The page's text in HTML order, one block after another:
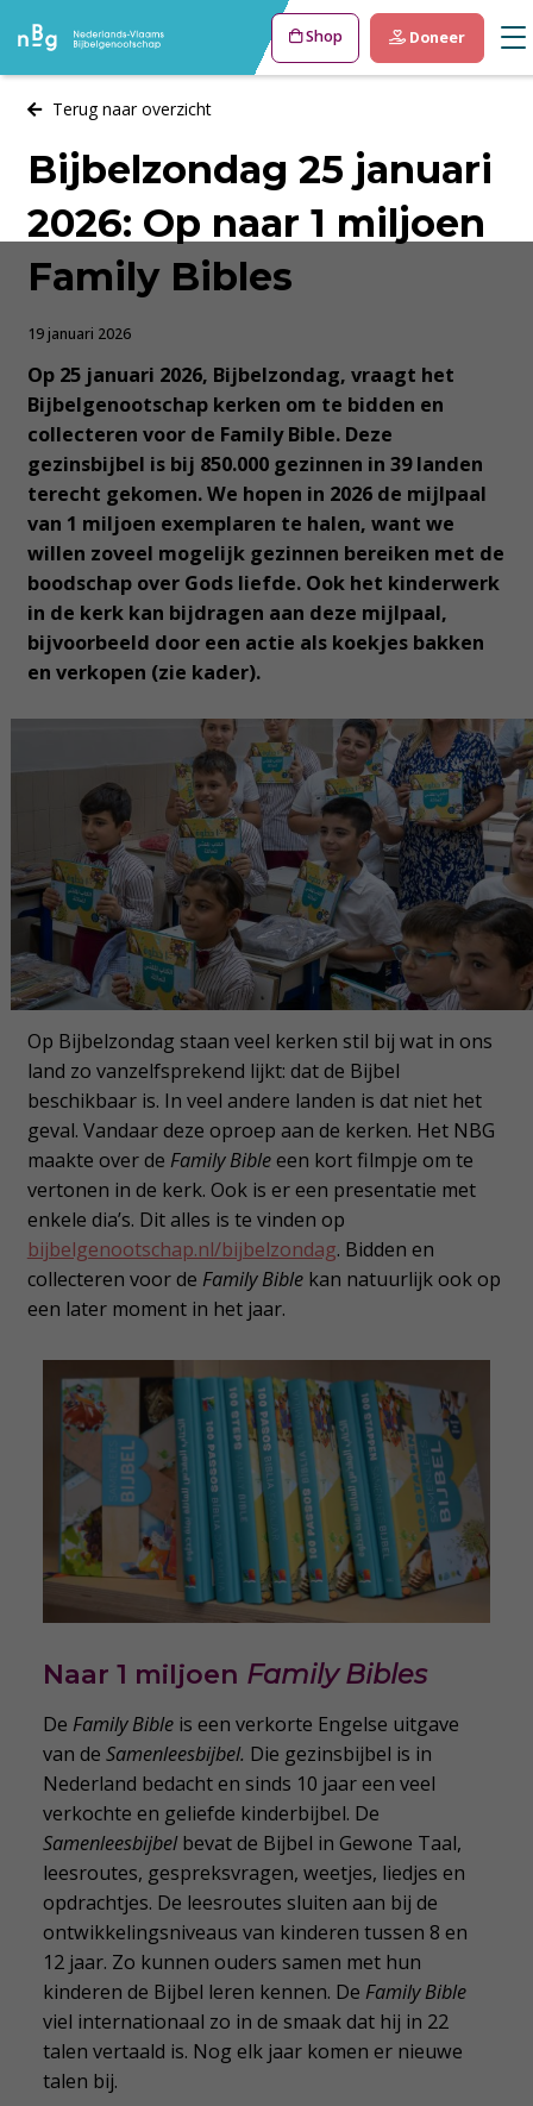
Shop Doneer
Terug naar overzicht
Bijbelzondag 25 januari
2026: Op naar 1 miljoen
Family Bibles
19 januari 2026
Op 25 januari 2026, Bijbelzondag, vraagt het
Bijbelgenootschap kerken om te bidden en
collecteren voor de Family Bible. Deze
gezinsbijbel is bij 850.000 gezinnen in 39 landen
terecht gekomen. We hopen in 2026 de mijlpaal
van 1 miljoen exemplaren te halen, want we
willen zoveel mogelijk gezinnen bereiken met de
boodschap over Gods liefde. Ook het kinderwerk
in de kerk kan bijdragen aan deze mijlpaal,
bijvoorbeeld door een actie als koekjes bakken
en verkopen (zie kader).
Op Bijbelzondag staan veel kerken stil bij wat in ons
land zo vanzelfsprekend lijkt: dat de Bijbel
beschikbaar is. In veel andere landen is dat niet het
geval. Vandaar deze oproep aan de kerken. Het NBG
maakte over de Family Bibleeen kort filmpje om te
vertonen in de kerk. Ook is er een presentatie met
enkele dia’s. Dit alles is te vinden op
bijbelgenootschap.nl/bijbelzondag. Bidden en
collecteren voor de Family Biblekan natuurlijk ook op
een later moment in het jaar.
Naar 1 miljoen Family Bibles
De Family Bible is een verkorte Engelse uitgave
van deSamenleesbijbel. Die gezinsbijbel is in
Nederland bedacht en sinds 10 jaar een veel
verkochte en geliefde kinderbijbel. De
Samenleesbijbelbevat de Bijbel in Gewone Taal,
leesroutes, gespreksvragen, weetjes, liedjes en
opdrachtjes. De leesroutes sluiten aan bij de
ontwikkelingsniveaus van kinderen tussen 8 en
12 jaar. Zo kunnen ouders samen met hun
kinderen de Bijbel leren kennen. De Family Bible
viel internationaal zo in de smaak dat hij in 22
talen vertaald is. Nog elk jaar komen er nieuwe
talen bij.